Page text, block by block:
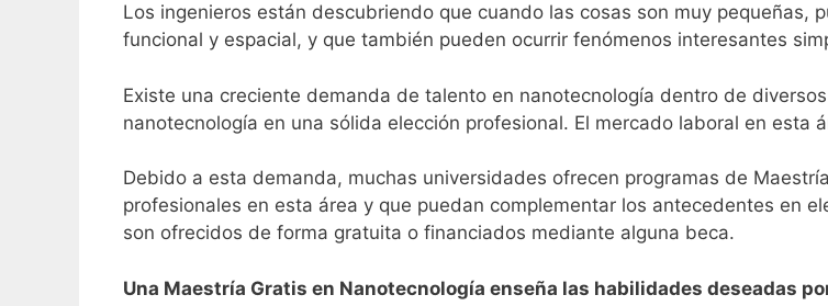
Los ingenieros están descubriendo que cuando las cosas son muy pequeñas,
funcional y espacial, y que también pueden ocurrir fenómenos interesantes
Existe una creciente demanda de talento en nanotecnología dentro de
nanotecnología en una sólida elección profesional. El mercado laboral en esta
Debido a esta demanda, muchas universidades ofrecen programas de
profesionales en esta área y que puedan complementar los antecedentes en
son ofrecidos de forma gratuita o financiados mediante alguna beca.
Una Maestría Gratis en Nanotecnología enseña las habilidades deseadas